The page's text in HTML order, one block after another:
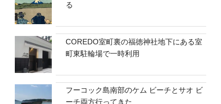
る
COREDO室町裏の福徳神社地下にある室
町東駐輪場で一時利用
フーコック島南部のケム ビーチとサオ ビ
ーチ両方行ってきた